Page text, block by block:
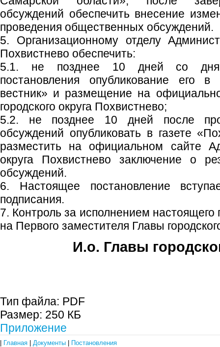
обсуждений обеспечить внесение
проведения общественных обсуждений.
5. Организационному отделу
Похвистнево обеспечить:
5.1. не позднее 10 дней со дня
постановления опубликование его в
вестник» и размещение на
городского округа Похвистнево;
5.2. не позднее 10 дней после
обсуждений опубликовать в газете
разместить на официальном сайте
округа Похвистнево заключение о
обсуждений.
6. Настоящее постановление
подписания.
7. Контроль за исполнением настоящего
на Первого заместителя Главы
И.о. Главы
Тип файла: PDF
Размер: 250 КБ
Приложение
Главная Документы Постановления